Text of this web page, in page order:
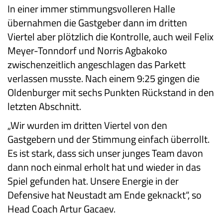
In einer immer stimmungsvolleren Halle
übernahmen die Gastgeber dann im dritten
Viertel aber plötzlich die Kontrolle, auch weil Felix
Meyer-Tonndorf und Norris Agbakoko
zwischenzeitlich angeschlagen das Parkett
verlassen musste. Nach einem 9:25 gingen die
Oldenburger mit sechs Punkten Rückstand in den
letzten Abschnitt.
„Wir wurden im dritten Viertel von den
Gastgebern und der Stimmung einfach überrollt.
Es ist stark, dass sich unser junges Team davon
dann noch einmal erholt hat und wieder in das
Spiel gefunden hat. Unsere Energie in der
Defensive hat Neustadt am Ende geknackt“, so
Head Coach Artur Gacaev.